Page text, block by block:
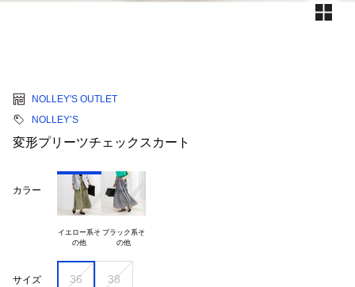
NOLLEY'S OUTLET
NOLLEY’S
変形プリーツチェックスカート
カラー
イエロー系そ ブラック系そ
サイズ 36 38